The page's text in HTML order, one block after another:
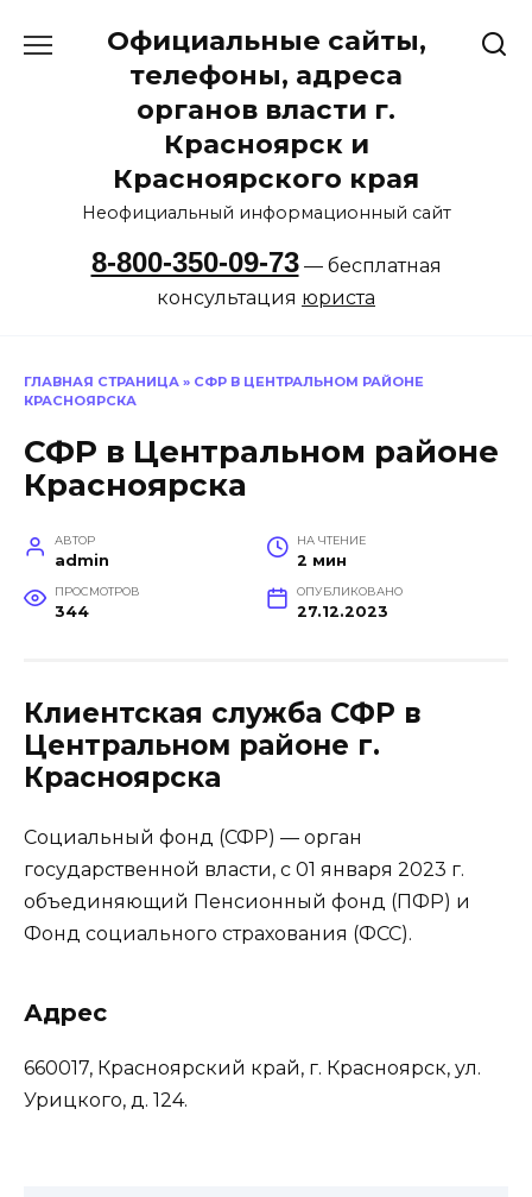
Официальные сайты,
телефоны, адреса
органов власти г.
Красноярск и
Красноярского края
Неофициальный информационный сайт
8-800-350-09-73— бесплатная
консультация юриста
ГЛАВНАЯ СТРАНИЦА » СФР В ЦЕНТРАЛЬНОМ РАЙОНЕ
КРАСНОЯРСКА
СФР в Центральном районе
Красноярска
АВТОР
admin
НА ЧТЕНИЕ
2 мин
ПРОСМОТРОВ
344
ОПУБЛИКОВАНО
27.12.2023
Клиентская служба СФР в
Центральном районе г.
Красноярска
Социальный фонд (СФР) — орган
государственной власти, с 01 января 2023 г.
объединяющий Пенсионный фонд (ПФР) и
Фонд социального страхования (ФСС).
Адрес
660017, Красноярский край, г. Красноярск, ул.
Урицкого, д. 124.